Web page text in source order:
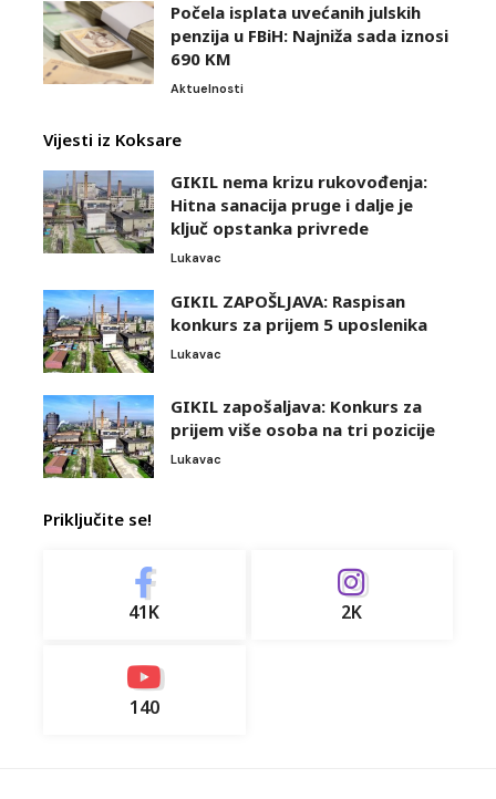
Počela isplata uvećanih julskih
penzija u FBiH: Najniža sada iznosi
690 KM
Aktuelnosti
Vijesti iz Koksare
GIKIL nema krizu rukovođenja:
Hitna sanacija pruge i dalje je
ključ opstanka privrede
Lukavac
GIKIL ZAPOŠLJAVA: Raspisan
konkurs za prijem 5 uposlenika
Lukavac
GIKIL zapošaljava: Konkurs za
prijem više osoba na tri pozicije
Lukavac
Priključite se!
41K 2K
140